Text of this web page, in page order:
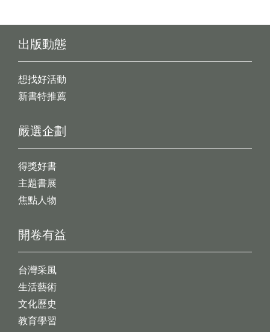
出版動態
想找好活動
新書特推薦
開卷有益
台灣采風
生活藝術
文化歷史
教育學習
嚴選企劃
得獎好書
主題書展
焦點人物